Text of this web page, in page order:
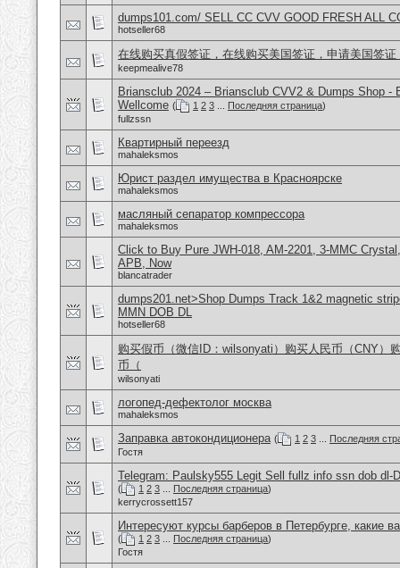
dumps101.com/ SELL CC CVV GOOD FRESH ALL
hotseller68
在线购买真假签证，在线购买美国签证，申请美国签证
keepmealive78
Briansclub 2024 – Briansclub CVV2 & Dumps Shop -
Wellcome ( 1 2 3 Последняя страница)
fullzssn
Квартирный переезд
mahaleksmos
Юрист раздел имущества в Красноярске
mahaleksmos
масляный сепаратор компрессора
mahaleksmos
Click to Buy Pure JWH-018, AM-2201, 3-MMC
APB, Now
blancatrader
dumps201.net>Shop Dumps Track 1&2 magnetic
MMN DOB DL
hotseller68
购买假币（微信ID：wilsonyati）购买人民币（CNY）
币（
wilsonyati
логопед-дефектолог москва
mahaleksmos
Заправка автокондиционера ( 1 2 3
Последняя
Гостя
Telegram: Paulsky555 Legit Sell fullz info ssn dob dl-
( 1 2 3 Последняя страница)
kerrycrossett157
Интересуют курсы барберов в Петербурге, какие
( 1 2 3 Последняя страница)
Гостя